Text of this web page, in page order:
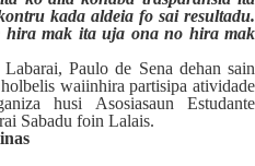
kada aldeia fo sai resultadu.
mak ita uja ona no hira mak
Paulo de Sena dehan sain
waiinhira partisipa atividade
husi Asosiasaun Estudante
Sabadu foin Lalais.